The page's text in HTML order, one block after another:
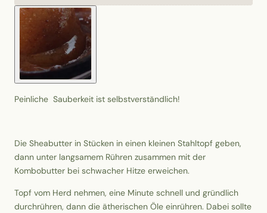
Peinliche Sauberkeit ist selbstverständlich!
Die Sheabutter in Stücken in einen kleinen Stahltopf geben,
dann unter langsamem Rühren zusammen mit der
Kombobutter bei schwacher Hitze erweichen.
Topf vom Herd nehmen, eine Minute schnell und gründlich
durchrühren, dann die ätherischen Öle einrühren. Dabei sollte